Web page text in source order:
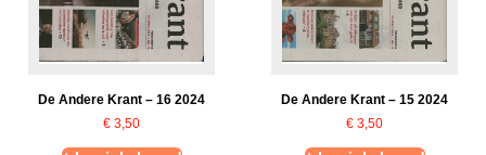
De Andere Krant – 16 2024
€ 3,50
De Andere Krant – 15 2024
€ 3,50